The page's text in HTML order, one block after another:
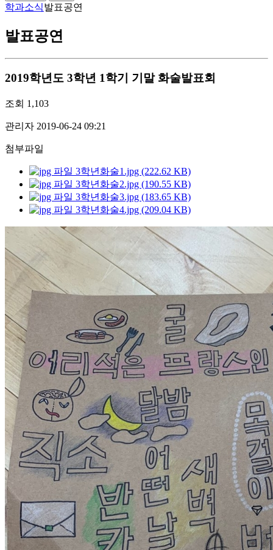
학과소식발표공연
발표공연
2019학년도 3학년 1학기 기말 화술발표회
조회 1,103
관리자 2019-06-24 09:21
첨부파일
3학년화술1.jpg (222.62 KB)
3학년화술2.jpg (190.55 KB)
3학년화술3.jpg (183.65 KB)
3학년화술4.jpg (209.04 KB)